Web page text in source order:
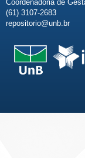
Coordenadoria de
(61) 3107-2683
repositorio@unb.br